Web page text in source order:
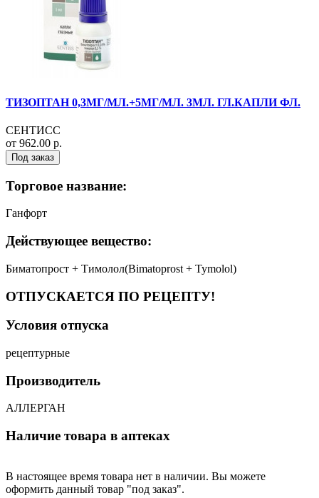
ТИЗОПТАН 0,3МГ/МЛ.+5МГ/МЛ. 3МЛ. ГЛ.КАПЛИ ФЛ.
СЕНТИСС
от 962.00 р.
Под заказ
Торговое название:
Ганфорт
Действующее вещество:
Биматопрост + Тимолол(Bimatoprost + Tymolol)
ОТПУСКАЕТСЯ ПО РЕЦЕПТУ!
Условия отпуска
рецептурные
Производитель
АЛЛЕРГАН
Наличие товара в аптеках
В настоящее время товара нет в наличии. Вы можете
оформить данный товар "под заказ".